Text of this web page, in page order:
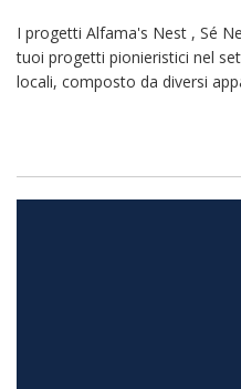
I progetti Alfama's Nest , Sé
tuoi progetti pionieristici nel
locali, composto da diversi